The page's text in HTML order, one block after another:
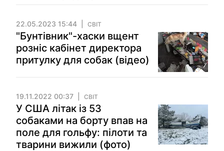
22.05.2023 15:44 СВІТ
"Бунтівник"-хаски вщент
розніс кабінет директора
притулку для собак (відео)
19.11.2022 00:37 СВІТ
У США літак із 53
собаками на борту впав на
поле для гольфу: пілоти та
тварини вижили (фото)